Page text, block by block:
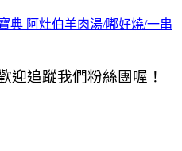
典 阿灶伯羊肉湯/嘟好燒/一串
迎追蹤我們粉絲團喔！